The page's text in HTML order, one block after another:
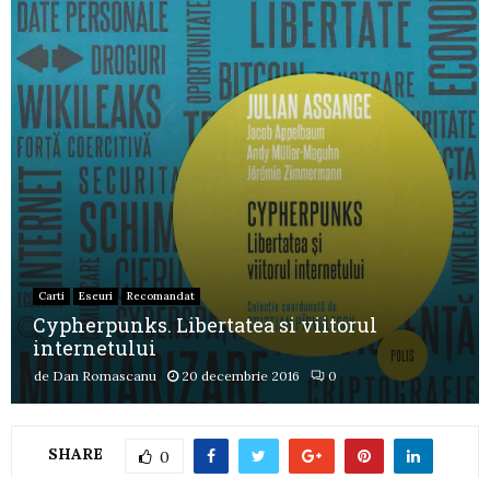
Carti Eseuri Recomandat
Cypherpunks. Libertatea si viitorul
internetului
de Dan Romascanu 20 decembrie 2016 0
SHARE 0